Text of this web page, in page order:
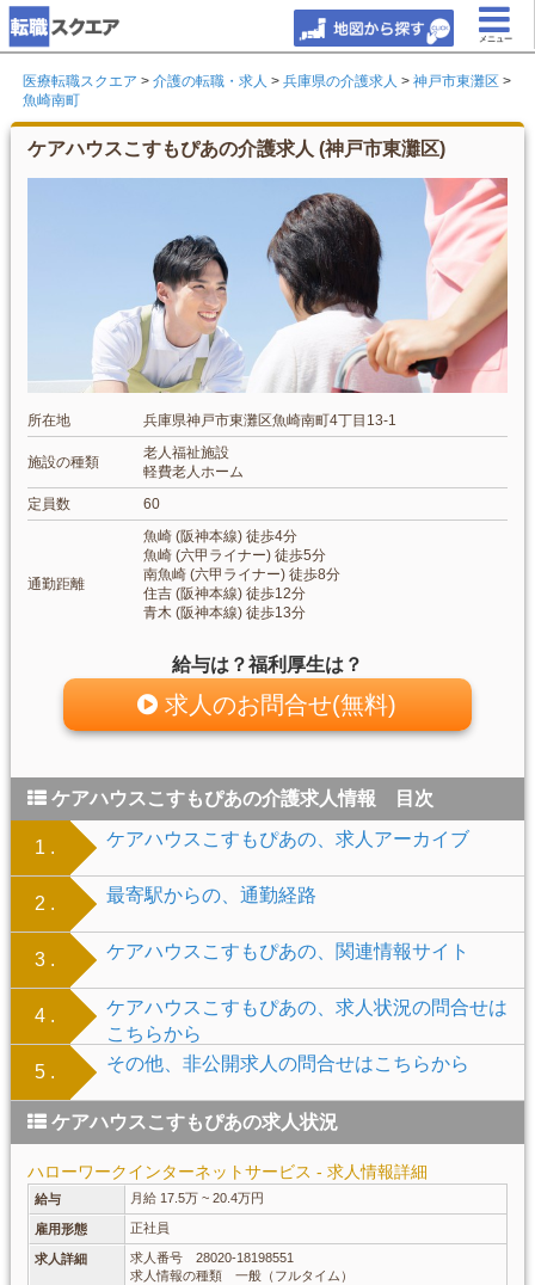
メニュー
医療転職スクエア > 介護の転職・求人 > 兵庫県の介護求人 > 神戸市東灘区 >
魚崎南町
ケアハウスこすもぴあの介護求人 (神戸市東灘区)
所在地 兵庫県神戸市東灘区魚崎南町4丁目13-1
施設の種類
老人福祉施設
軽費老人ホーム
定員数
60
通勤距離
魚崎 (阪神本線) 徒歩4分
魚崎 (六甲ライナー) 徒歩5分
南魚崎 (六甲ライナー) 徒歩8分
住吉 (阪神本線) 徒歩12分
青木 (阪神本線) 徒歩13分
給与は？福利厚生は？
求人のお問合せ(無料)
ケアハウスこすもぴあの介護求人情報 目次
1 . ケアハウスこすもぴあの、求人アーカイブ
2 . 最寄駅からの、通勤経路
3 . ケアハウスこすもぴあの、関連情報サイト
4 .
ケアハウスこすもぴあの、求人状況の問合せは
こちらから
5 .
その他、非公開求人の問合せはこちらから
ケアハウスこすもぴあの求人状況
ハローワークインターネットサービス - 求人情報詳細
給与 月給 17.5万 ~ 20.4万円
雇用形態 正社員
求人詳細
求人番号 28020-18198551
求人情報の種類 一般（フルタイム）